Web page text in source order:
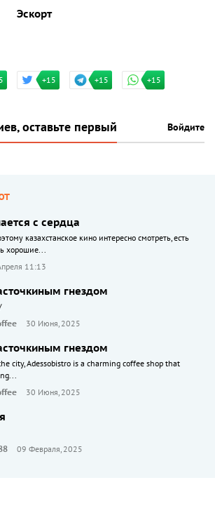
Эскорт
+15 +15 +15
оставьте первый Войдите
с сердца
казахстанское кино интересно смотреть, есть
хорошие...
11:13
гнездом
30 Июня, 2025
гнездом
city, Adessobistro is a charming coffee shop that
30 Июня, 2025
09 Февраля, 2025